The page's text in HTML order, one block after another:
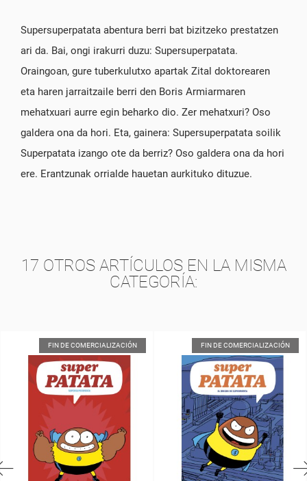
Supersuperpatata abentura berri bat bizitzeko prestatzen
ari da. Bai, ongi irakurri duzu: Supersuperpatata.
Oraingoan, gure tuberkulutxo apartak Zital doktorearen
eta haren jarraitzaile berri den Boris Armiarmaren
mehatxuari aurre egin beharko dio. Zer mehatxuri? Oso
galdera ona da hori. Eta, gainera: Supersuperpatata soilik
Superpatata izango ote da berriz? Oso galdera ona da hori
ere. Erantzunak orrialde hauetan aurkituko dituzue.
17 OTROS ARTÍCULOS EN LA MISMA
CATEGORÍA:
FIN DE COMERCIALIZACIÓN FIN DE COMERCIALIZACIÓN